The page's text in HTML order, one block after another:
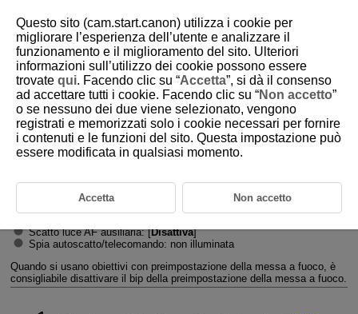
D388-098
Funzione otturatore silenzioso
Disattiva il suono di rilascio dell'otturatore, i suoni di funzionamento e
luci quale lo scatto luce AF ausiliaria.
Sono utilizzate le seguenti impostazioni, che non possono essere
Suono di rilascio dell'otturatore, bip all'ottenimento della messa a
Scatto luce AF ausiliaria: [Disattiva]
Spia autoscatto/telecomando: non illuminata
Quando si usano obiettivi con preimpostazione della messa a fuoco, è
consigliabile disattivare il bip della preimpostazione della messa a fuoco.
Questo sito (cam.start.canon) utilizza i cookie per
migliorare l’esperienza dell’utente e analizzare il
funzionamento e il miglioramento del sito. Ulteriori
informazioni sull’utilizzo dei cookie possono essere
trovate qui. Facendo clic su “Accetta”, si dà il consenso
ad accettare tutti i cookie. Facendo clic su “Non accetto”
o se nessuno dei due viene selezionato, vengono
registrati e memorizzati solo i cookie necessari per fornire
i contenuti e le funzioni del sito. Questa impostazione può
essere modificata in qualsiasi momento.
Accetta Non accetto